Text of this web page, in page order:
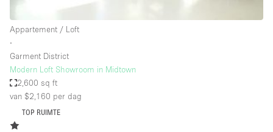
Advertentieruimte
Atelier / Werkplaats
Boetiek / Winkel
Boot
Appartement / Loft
∙
Garment District
Modern Loft Showroom in Midtown
2,600 sq ft
van $2,160 per dag
TOP RUIMTE